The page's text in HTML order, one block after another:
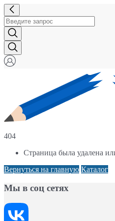
404
Страница была удалена
Вернуться на главную Каталог
Мы в соц сетях